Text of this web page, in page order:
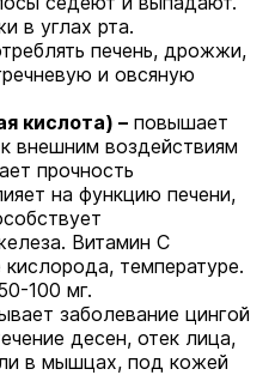
в углах рта.
печень, дрожжи,
и овсяную
кислота) – повышает
внешним воздействиям
прочность
на функцию печени,
Витамин С
температуре.
100 мг.
заболевание цингой
десен, отек лица,
в мышцах, под кожей